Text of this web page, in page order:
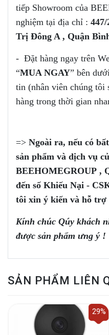
tiếp Showroom của
nghiệm tại địa chỉ :
Trị Đông A , Quận
- Đặt hàng ngay trên
“MUA NGAY” bên
tin (nhân viên chúng tôi
hàng trong thời gian
=> Ngoài ra, nếu có
sản phẩm và dịch vụ
BEEHOMEGROUP ,
đến số Khiếu Nại -
tôi xin ý kiến và hỗ trợ
Kính chúc Qúy khách
được sản phẩm ưng ý !
SẢN PHẨM LIÊN
29%